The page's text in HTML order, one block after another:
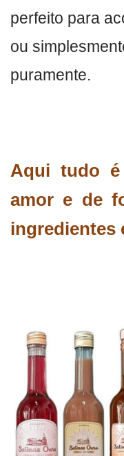
perfeito para
ou
puramente.
Aqui tudo
amor e de
ingredientes